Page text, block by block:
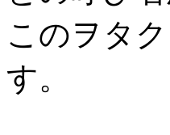
このヲタ
す。